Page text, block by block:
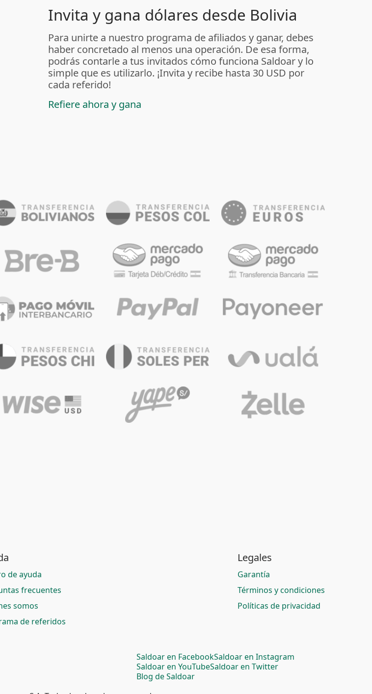
Invita y gana dólares desde Bolivia
Para unirte a nuestro programa de afiliados y ganar, debes
haber concretado al menos una operación. De esa forma,
podrás contarle a tus invitados cómo funciona Saldoar y lo
simple que es utilizarlo. ¡Invita y recibe hasta 30 USD por
cada referido!
Refiere ahora y gana
de ayuda
frecuentes
somos
de referidos
Legales
Garantía
Términos y condiciones
Políticas de privacidad
Saldoar en FacebookSaldoar en Instagram
Saldoar en YouTubeSaldoar en Twitter
Blog de Saldoar